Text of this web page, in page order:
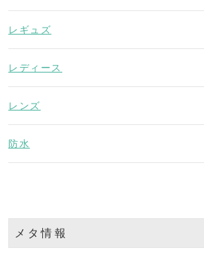
レギュズ
レディース
レンズ
防水
メタ情報